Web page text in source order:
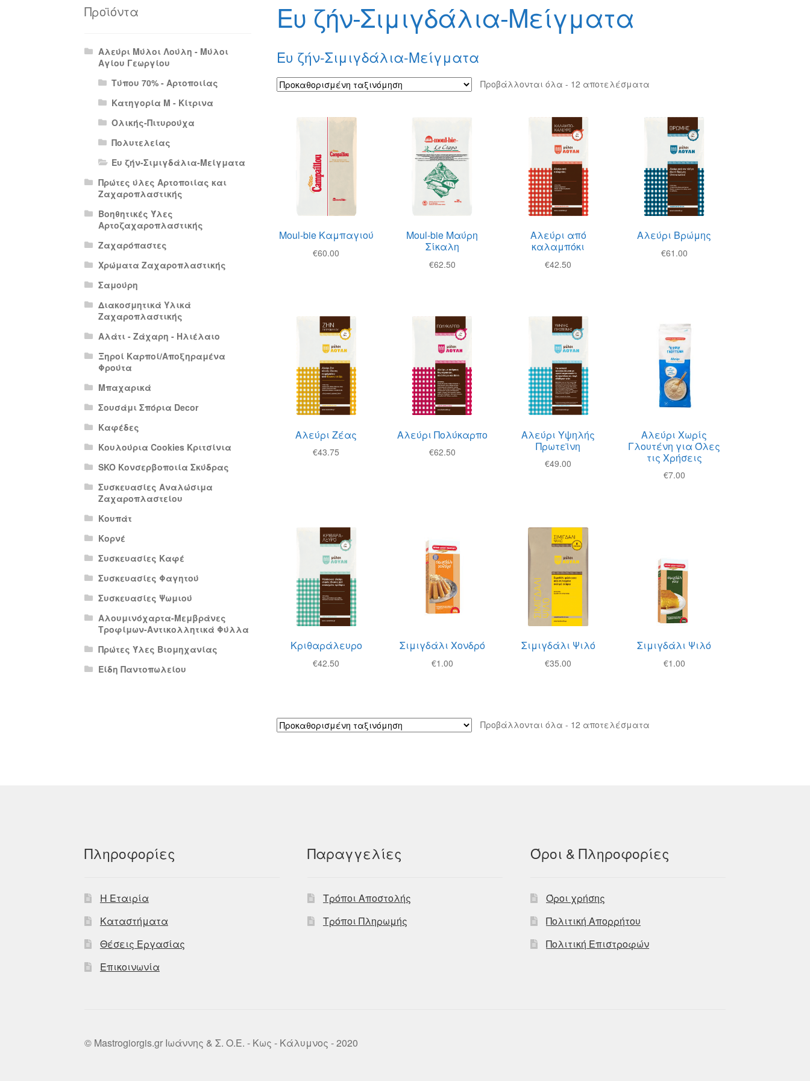
Πολιτική Απορρήτου Ευ ζήν-Σιμιγδάλια-Μείγματα
Ευ ζήν-Σιμιγδάλια-Μείγματα
Προβάλλονται όλα - 12 αποτελέσματα
Moul-bie Καμπαγιού
€60.00
Moul-bie Μαύρη
Σίκαλη
€62.50
Αλεύρι από
καλαμπόκι
€42.50
Αλεύρι Βρώμης
€61.00
Αλεύρι Ζέας
€43.75
Αλεύρι Πολύκαρπο
€62.50
Αλεύρι Υψηλής
Πρωτεϊνη
€49.00
Αλεύρι Χωρίς
Γλουτένη για Όλες
τις Χρήσεις
€7.00
Κριθαράλευρο
€42.50
Σιμιγδάλι Χονδρό
€1.00
Σιμιγδάλι Ψιλό
€35.00
Σιμιγδάλι Ψιλό
€1.00
Προβάλλονται όλα - 12 αποτελέσματα
Προϊόντα
Αλεύρι Μύλοι Λούλη - Μύλοι
Αγίου Γεωργίου
Τύπου 70% - Αρτοποιίας
Κατηγορία Μ - Κίτρινα
Ολικής-Πιτυρούχα
Πολυτελείας
Ευ ζήν-Σιμιγδάλια-Μείγματα
Πρώτες ύλες Αρτοποιίας και
Ζαχαροπλαστικής
Βοηθητικές Ύλες
Αρτοζαχαροπλαστικής
Ζαχαρόπαστες
Χρώματα Ζαχαροπλαστικής
Σαμούρη
Διακοσμητικά Υλικά
Ζαχαροπλαστικής
Αλάτι - Ζάχαρη - Ηλιέλαιο
Ξηροί Καρποί/Αποξηραμένα
Φρούτα
Μπαχαρικά
Σουσάμι Σπόρια Decor
Καφέδες
Κουλούρια Cookies Κριτσίνια
SKO Κονσερβοποιία Σκύδρας
Συσκευασίες Αναλώσιμα
Ζαχαροπλαστείου
Κουπάτ
Κορνέ
Συσκευασίες Καφέ
Συσκευασίες Φαγητού
Συσκευασίες Ψωμιού
Αλουμινόχαρτα-Μεμβράνες
Τροφίμων-Αντικολλητικά Φύλλα
Πρώτες Ύλες Βιομηχανίας
Είδη Παντοπωλείου
Πληροφορίες
Η Εταιρία
Καταστήματα
Θέσεις Εργασίας
Επικοινωνία
Παραγγελίες
Τρόποι Αποστολής
Τρόποι Πληρωμής
Όροι & Πληροφορίες
Όροι χρήσης
Πολιτική Απορρήτου
Πολιτική Επιστροφών
© Mastrogiorgis.gr Ιωάννης & Σ. Ο.Ε. - Κως - Κάλυμνος - 2020